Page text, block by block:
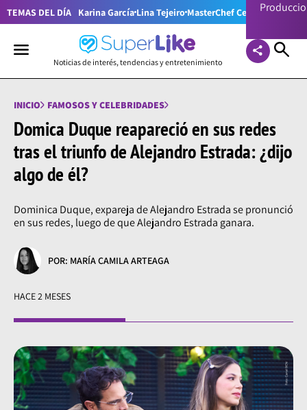
TEMAS DEL DÍA Karina García Lina Tejeiro MasterChef Celebrity
Noticias de interés, tendencias y entretenimiento
INICIO FAMOSOS Y CELEBRIDADES
Domica Duque reapareció en sus redes
tras el triunfo de Alejandro Estrada: ¿dijo
algo de él?
Dominica Duque, expareja de Alejandro Estrada se pronunció
en sus redes, luego de que Alejandro Estrada ganara.
POR: MARÍA CAMILA ARTEAGA
HACE 2 MESES